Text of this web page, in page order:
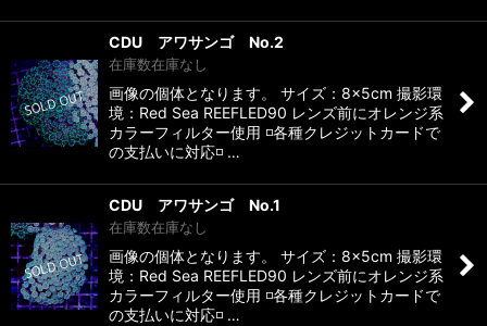
CDU アワサンゴ No.2
在庫数在庫なし
画像の個体となります。 サイズ：8×5cm 撮影環
境：Red Sea REEFLED90 レンズ前にオレンジ系
カラーフィルター使用 ◽️各種クレジットカードで
の支払いに対応◽️ …
CDU アワサンゴ No.1
在庫数在庫なし
画像の個体となります。 サイズ：8×5cm 撮影環
境：Red Sea REEFLED90 レンズ前にオレンジ系
カラーフィルター使用 ◽️各種クレジットカードで
の支払いに対応◽️ …